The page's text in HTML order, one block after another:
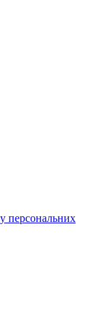
персональних